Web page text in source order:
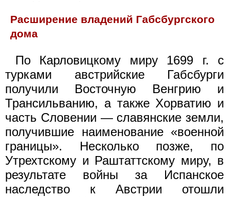
Расширение владений Габсбургского
дома
По Карловицкому миру 1699 г. с
турками австрийские Габсбурги
получили Восточную Венгрию и
Трансильванию, а также Хорватию и
часть Словении — славянские земли,
получившие наименование «военной
границы». Несколько позже, по
Утрехтскому и Раштаттскому миру, в
результате войны за Испанское
наследство к Австрии отошли